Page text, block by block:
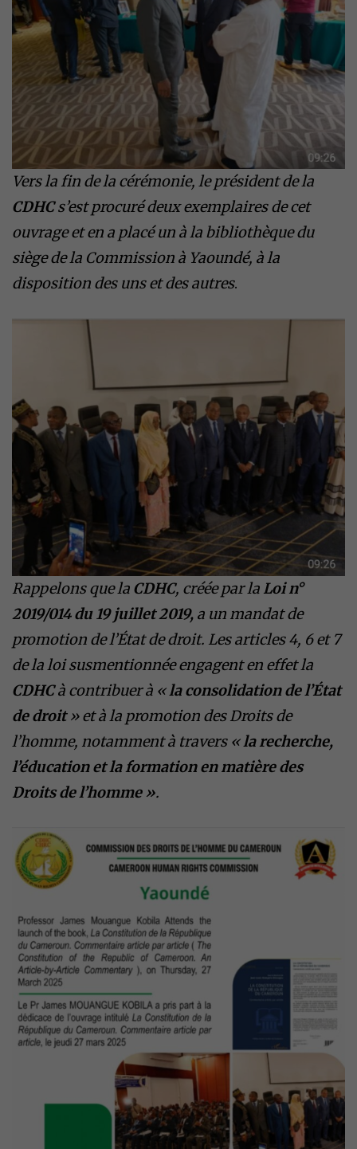
Vers la fin de la cérémonie, le président de la
CDHCs’est procuré deux exemplaires de cet
ouvrage et en a placé un à la bibliothèque du
siège de la Commission à Yaoundé, à la
disposition des uns et des autres.
Rappelons que la CDHC, créée par la Loi n°
2019/014 du 19 juillet 2019, a un mandat de
promotion de l’État de droit. Les articles 4, 6 et 7
de la loi susmentionnée engagent en effet la
CDHCà contribuer à «la consolidation de l’État
de droit» et à la promotion des Droits de
l’homme, notamment à travers «la recherche,
l’éducation et la formation en matière des
Droits de l’homme ».